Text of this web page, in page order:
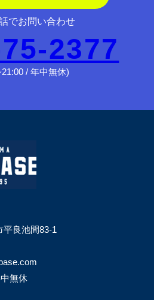
でお問い合わせ
2377
/ 年中無休)
平良池間83-1
無休